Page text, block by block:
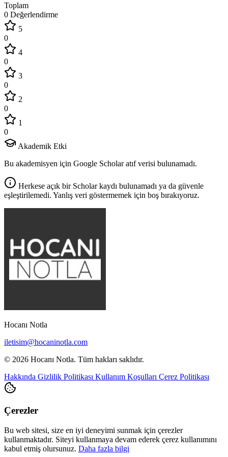
Toplam
0 Değerlendirme
5
0
4
0
3
0
2
0
1
0
Akademik Etki
Bu akademisyen için Google Scholar atıf verisi bulunamadı.
Herkese açık bir Scholar kaydı bulunamadı ya da güvenle
eşleştirilemedi. Yanlış veri göstermemek için boş bırakıyoruz.
Hocanı Notla
iletisim@hocaninotla.com
© 2026 Hocanı Notla. Tüm hakları saklıdır.
Hakkında Gizlilik Politikası Kullanım Koşulları Çerez Politikası
Çerezler
Bu web sitesi, size en iyi deneyimi sunmak için çerezler
kullanmaktadır. Siteyi kullanmaya devam ederek çerez kullanımını
kabul etmiş olursunuz. Daha fazla bilgi